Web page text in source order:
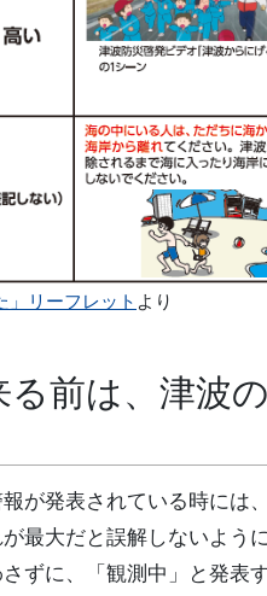
」リーフレット より
前は、津波
が発表されている時には
最大だと誤解しないよう
ずに、「観測中」と発表